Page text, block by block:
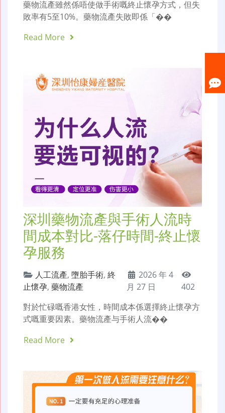
藥物流產雖然係唔使做手術嘅終止懷孕方式，但失
敗率有5至10%。藥物流產失敗即係「��
Read More
深圳藥物流產與手術人流時
間成本對比-落仔時間-終止懷
孕服務
人工流產, 墮胎手術, 終
止懷孕, 藥物流產
2026 年 4
月 27 日
402
對於忙碌嘅香港女性，時間成本係選擇終止懷孕方
式嘅重要因素。藥物流產与手術人流��
Read More